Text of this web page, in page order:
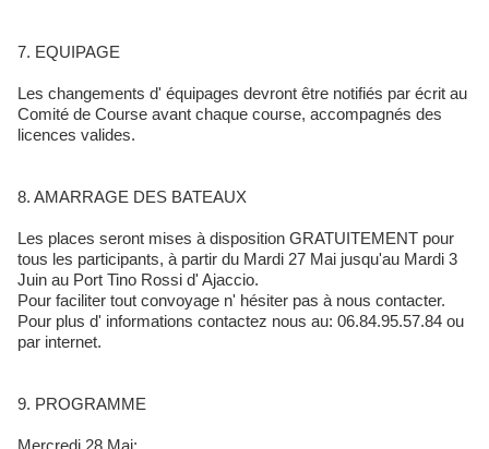
7. EQUIPAGE
Les changements d' équipages devront être notifiés par écrit au
Comité de Course avant chaque course, accompagnés des
licences valides.
8. AMARRAGE DES BATEAUX
Les places seront mises à disposition GRATUITEMENT pour
tous les participants, à partir du Mardi 27 Mai jusqu'au Mardi 3
Juin au Port Tino Rossi d' Ajaccio.
Pour faciliter tout convoyage n' hésiter pas à nous contacter.
Pour plus d' informations contactez nous au: 06.84.95.57.84 ou
par internet.
9. PROGRAMME
Mercredi 28 Mai: